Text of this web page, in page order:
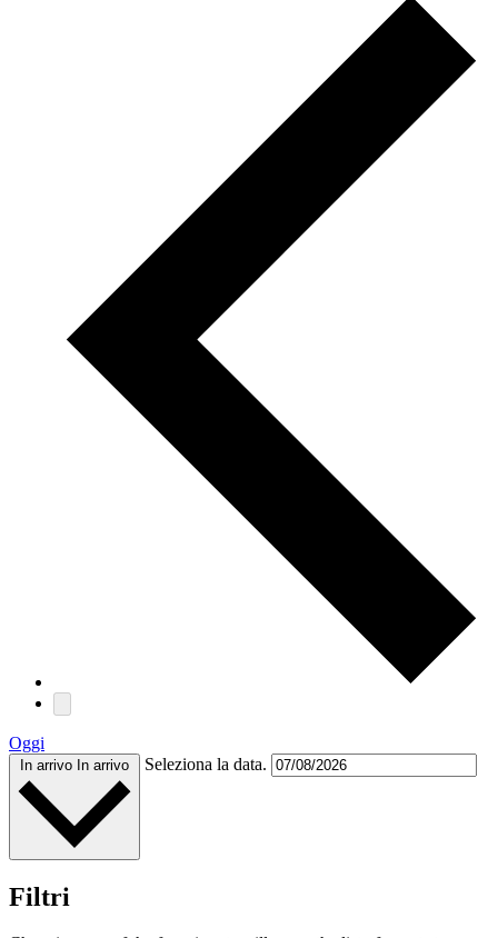
Oggi
In arrivo In arrivo Seleziona la data.
Filtri